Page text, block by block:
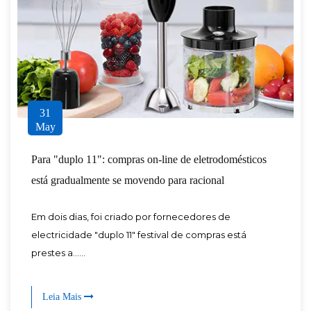
31
May
Para "duplo 11": compras on-line de eletrodomésticos
está gradualmente se movendo para racional
Em dois dias, foi criado por fornecedores de
electricidade "duplo 11" festival de compras está
prestes a......
Leia Mais